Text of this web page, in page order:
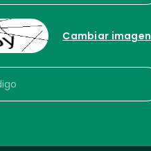
Cambiar imagen